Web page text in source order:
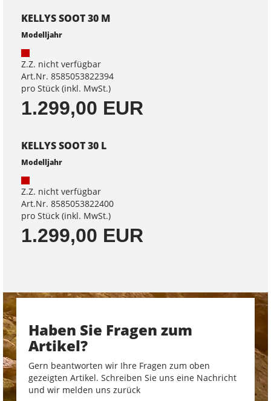
KELLYS SOOT 30 M
Modelljahr
Z.Z. nicht verfügbar
Art.Nr. 8585053822394
pro Stück (inkl. MwSt.)
1.299,00 EUR
KELLYS SOOT 30 L
Modelljahr
Z.Z. nicht verfügbar
Art.Nr. 8585053822400
pro Stück (inkl. MwSt.)
1.299,00 EUR
Haben Sie Fragen zum
Artikel?
Gern beantworten wir Ihre Fragen zum oben
gezeigten Artikel. Schreiben Sie uns eine Nachricht
und wir melden uns zurück